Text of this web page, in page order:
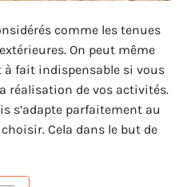
comme les tenues
On peut même
fait indispensable si vous
réalisation de vos activités.
s’adapte parfaitement au
Cela dans le but de